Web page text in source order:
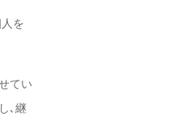
を
てい
､継